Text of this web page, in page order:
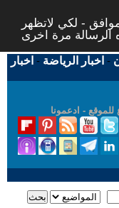
- لكي لاتظهر
- اخبار الرياضة - اخبار
للموقع - ادعمونا